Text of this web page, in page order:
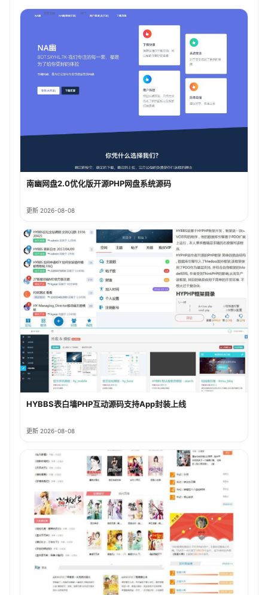
南幽网盘2.0优化版开源PHP网盘系统源码
更新 2026-08-08
HYBBS表白墙PHP互动源码支持App封装上线
更新 2026-08-08